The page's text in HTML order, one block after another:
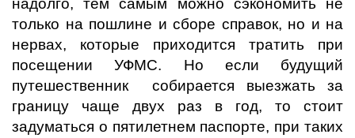
надолго, тем самым можно сэкономить не
только на пошлине и сборе справок, но и на
нервах, которые приходится тратить при
посещении УФМС. Но если будущий
путешественник собирается выезжать за
границу чаще двух раз в год, то стоит
задуматься о пятилетнем паспорте, при таких